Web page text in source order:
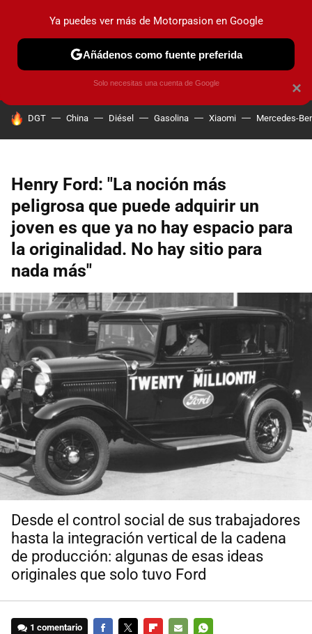
PRUEBAS COCHES ELÉCTRICOS OBSERVATORIO
HOY SE HABLA DE
DGT China Diésel Gasolina Xiaomi Mercedes-
Henry Ford: "La noción más
peligrosa que puede adquirir un
joven es que ya no hay espacio para
la originalidad. No hay sitio para
nada más"
Desde el control social de sus trabajadores
hasta la integración vertical de la cadena
de producción: algunas de esas ideas
originales que solo tuvo Ford
1 comentario
×
Ya puedes ver más de Motorpasion en Google
Añádenos como fuente preferida
Solo necesitas una cuenta de Google